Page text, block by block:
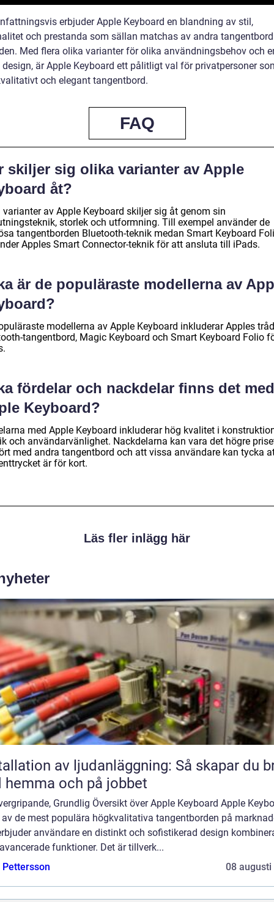
erbjuder Apple Keyboard en blandning av stil,
och prestanda som sällan matchas av andra
Med flera olika varianter för olika användningsbehov och
är Apple Keyboard ett pålitligt val för privatpersoner
och elegant tangentbord.
FAQ
skiljer sig olika varianter av Apple
åt?
varianter av Apple Keyboard skiljer sig åt genom sin
storlek och utformning. Till exempel använder de
tangentborden Bluetooth-teknik medan Smart Keyboard
Apples Smart Connector-teknik för att ansluta till iPads.
är de populäraste modellerna av
modellerna av Apple Keyboard inkluderar Apples
tangentbord, Magic Keyboard och Smart Keyboard Folio
fördelar och nackdelar finns det med
Keyboard?
med Apple Keyboard inkluderar hög kvalitet i
och användarvänlighet. Nackdelarna kan vara det högre
med andra tangentbord och att vissa användare kan tycka
är för kort.
Läs fler inlägg här
av ljudanläggning: Så skapar du
hemma och på jobbet
Grundlig Översikt över Apple Keyboard Apple
av de mest populära högkvalitativa tangentborden på
användare en distinkt och sofistikerad design
funktioner. Det är tillverk...
08 augusti